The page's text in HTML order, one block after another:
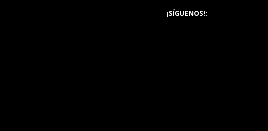
¡SÍGUENOS!: